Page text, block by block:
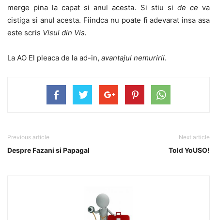
merge pina la capat si anul acesta. Si stiu si de ce va
cistiga si anul acesta. Fiindca nu poate fi adevarat insa asa
este scris Visul din Vis.
La AO El pleaca de la ad-in, avantajul nemuririi.
Previous article
Despre Fazani si Papagal
Next article
Told YoUSO!